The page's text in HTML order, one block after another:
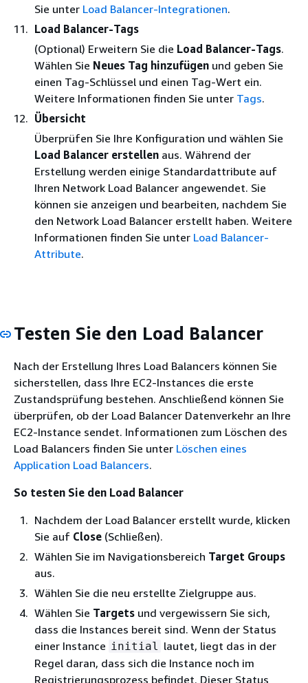
Sie unter Load Balancer-Integrationen.
Load Balancer-Tags
(Optional) Erweitern Sie die Load Balancer-Tags.
Wählen Sie Neues Tag hinzufügen und geben Sie
einen Tag-Schlüssel und einen Tag-Wert ein.
Weitere Informationen finden Sie unter Tags.
Übersicht
Überprüfen Sie Ihre Konfiguration und wählen Sie
Load Balancer erstellen aus. Während der
Erstellung werden einige Standardattribute auf
Ihren Network Load Balancer angewendet. Sie
können sie anzeigen und bearbeiten, nachdem Sie
den Network Load Balancer erstellt haben. Weitere
Informationen finden Sie unter Load Balancer-
Attribute.
Testen Sie den Load Balancer
Nach der Erstellung Ihres Load Balancers können Sie
sicherstellen, dass Ihre EC2-Instances die erste
Zustandsprüfung bestehen. Anschließend können Sie
überprüfen, ob der Load Balancer Datenverkehr an Ihre
EC2-Instance sendet. Informationen zum Löschen des
Load Balancers finden Sie unter Löschen eines
Application Load Balancers.
So testen Sie den Load Balancer
Nachdem der Load Balancer erstellt wurde, klicken
Sie auf Close (Schließen).
Wählen Sie im Navigationsbereich Target Groups
aus.
Wählen Sie die neu erstellte Zielgruppe aus.
Wählen Sie Targets und vergewissern Sie sich,
dass die Instances bereit sind. Wenn der Status
einer Instance initial
lautet, liegt das in der
Regel daran, dass sich die Instance noch im
Registrierungsprozess befindet. Dieser Status